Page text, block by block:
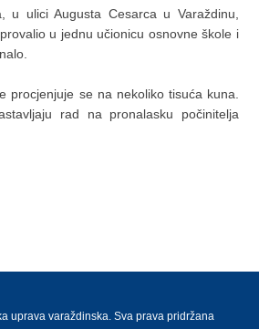
u ulici Augusta Cesarca u Varaždinu,
u jednu učionicu osnovne škole i
procjenjuje se na nekoliko tisuća kuna.
rad na pronalasku počinitelja
uprava varaždinska. Sva prava pridržana